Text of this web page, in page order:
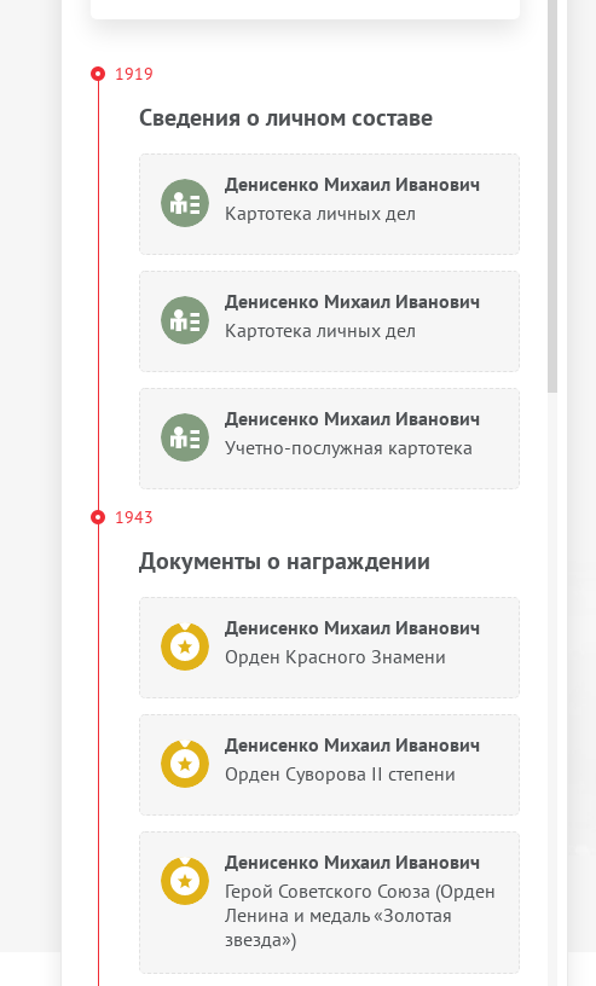
1919
Сведения о личном составе
Денисенко Михаил Иванович
Картотека личных дел
Денисенко Михаил Иванович
Картотека личных дел
Денисенко Михаил Иванович
Учетно-послужная картотека
1943
Документы о награждении
Денисенко Михаил Иванович
Орден Красного Знамени
Денисенко Михаил Иванович
Орден Суворова II степени
Денисенко Михаил Иванович
Герой Советского Союза (Орден
Ленина и медаль «Золотая
звезда»)